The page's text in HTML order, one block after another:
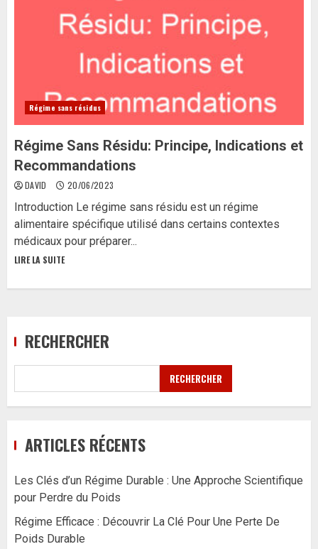
Régime sans résidus
Régime Sans Résidu: Principe, Indications et
Recommandations
DAVID 20/06/2023
Introduction Le régime sans résidu est un régime
alimentaire spécifique utilisé dans certains contextes
médicaux pour préparer...
LIRE LA SUITE
RECHERCHER
RECHERCHER
ARTICLES RÉCENTS
Les Clés d’un Régime Durable : Une Approche Scientifique
pour Perdre du Poids
Régime Efficace : Découvrir La Clé Pour Une Perte De
Poids Durable